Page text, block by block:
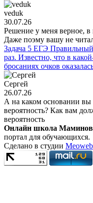
veduk
30.07.26
Решение у меня верное,
Даже поэму вашу не
Задача 5 ЕГЭ
раз. Известно, что в
бросаниях очков
Сергей
26.07.26
А на каком основании вы
вероятность? Как вам
вероятность
Онлайн школа
портал для обучающихся.
Сделано в студии Meoweb